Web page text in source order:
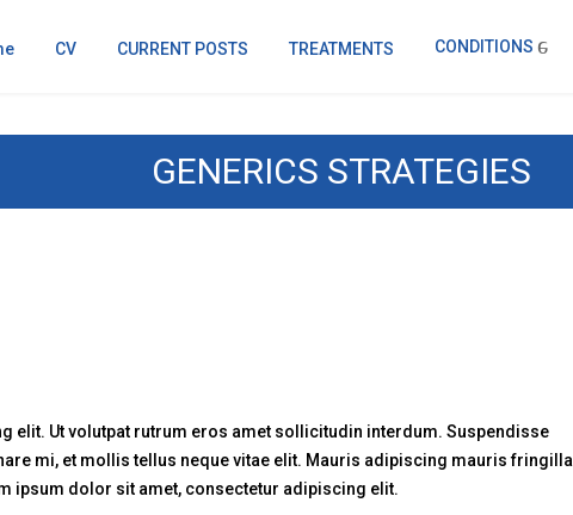
CV CURRENT POSTS TREATMENTS CONDITIONS
GENERICS STRATEGIES
elit. Ut volutpat rutrum eros amet sollicitudin interdum. Suspendisse
mi, et mollis tellus neque vitae elit. Mauris adipiscing mauris fringilla
ipsum dolor sit amet, consectetur adipiscing elit.